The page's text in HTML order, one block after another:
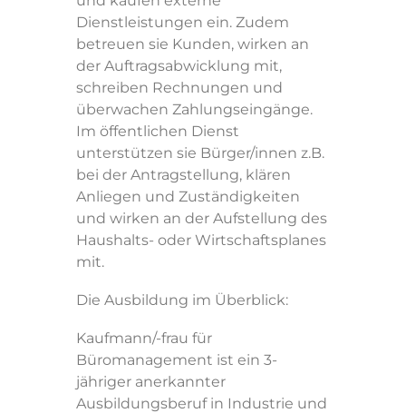
Dienstleistungen ein. Zudem
betreuen sie Kunden, wirken an
der Auftragsabwicklung mit,
schreiben Rechnungen und
überwachen Zahlungseingänge.
Im öffentlichen Dienst
unterstützen sie Bürger/innen z.B.
bei der Antragstellung, klären
Anliegen und Zuständigkeiten
und wirken an der Aufstellung des
Haushalts- oder Wirtschaftsplanes
mit.
Die Ausbildung im Überblick:
Kaufmann/-frau für
Büromanagement ist ein 3-
jähriger anerkannter
Ausbildungsberuf in Industrie und